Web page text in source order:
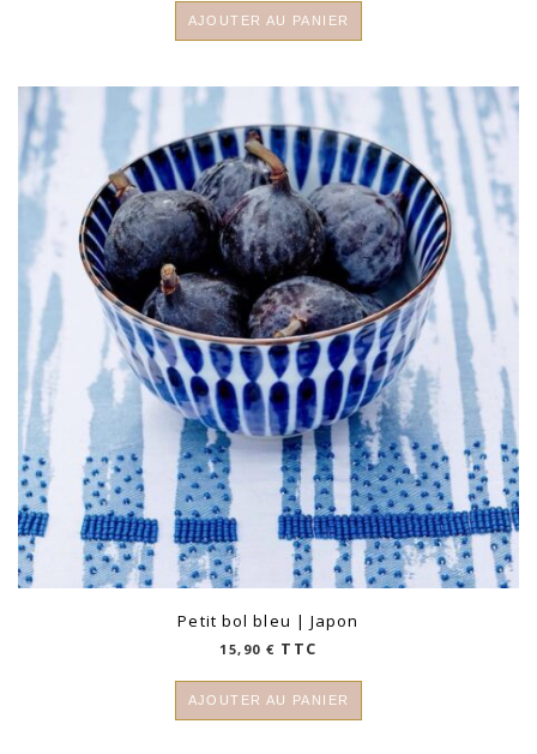
AJOUTER AU PANIER
Petit bol bleu | Japon
15,90€ TTC
AJOUTER AU PANIER